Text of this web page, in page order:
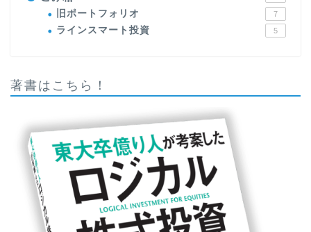
旧ポートフォリオ 7
ラインスマート投資 5
著書はこちら！